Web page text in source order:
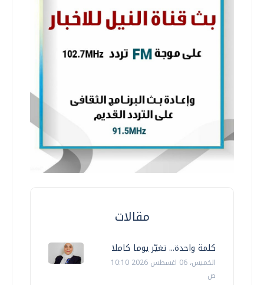
مقالات
كلمة واحدة... تغيّر يوما كاملا
الخميس، 06 اغسطس 2026 10:10
ص